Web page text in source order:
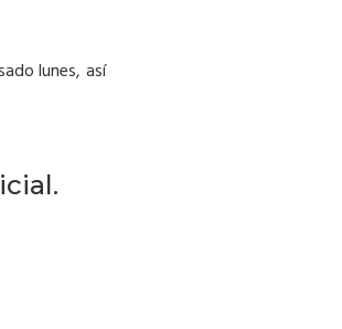
lunes, así